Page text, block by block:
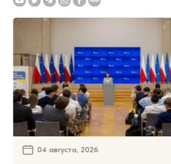
04 августа, 2026